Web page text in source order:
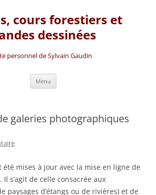
cours forestiers et
dessinées
personnel de Sylvain Gaudin
Menu
galeries photographiques
été mises à jour avec la mise en ligne de
s’agit de celle consacrée aux
paysages d’étangs ou de rivières) et de